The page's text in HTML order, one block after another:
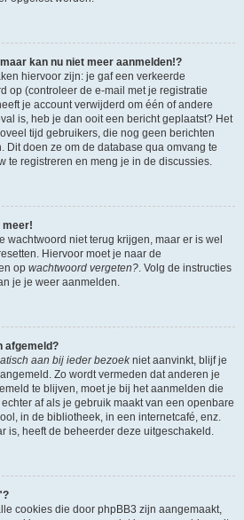
kan nu niet meer aanmelden!?
hiervoor zijn: je gaf een verkeerde
op (controleer de e-mail met je registratie
je account verwijderd om één of andere
is, heb je dan ooit een bericht geplaatst? Het
tijd gebruikers, die nog geen berichten
Dit doen ze om de database qua omvang te
te registreren en meng je in de discussies.
meer!
wachtwoord niet terug krijgen, maar er is wel
Hiervoor moet je naar de
op wachtwoord vergeten?. Volg de instructies
je je weer aanmelden.
afgemeld?
aan bij ieder bezoekniet aanvinkt, blijf je
Zo wordt vermeden dat anderen je
te blijven, moet je bij het aanmelden die
af als je gebruik maakt van een openbare
in de bibliotheek, in een internetcafé, enz.
is, heeft de beheerder deze uitgeschakeld.
cookies die door phpBB3 zijn aangemaakt,